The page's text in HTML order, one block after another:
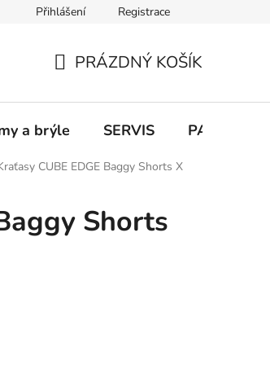
Přihlášení Registrace
KOŠÍK
PRÁZDNÝ KOŠÍK
a brýle SERVIS
CUBE EDGE Baggy Shorts X
Shorts